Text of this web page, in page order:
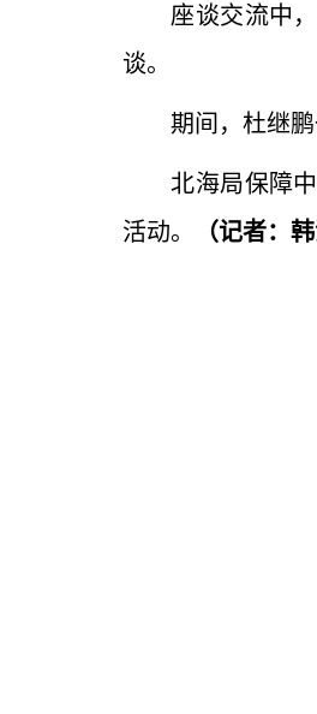
座谈交流中
谈。
期间，杜继
北海局保障
活动。
（记者：